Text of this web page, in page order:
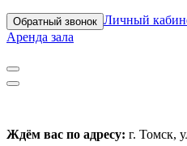
Обратный звонок Личный
Аренда зала
Ждём вас по адресу: г. Томск,